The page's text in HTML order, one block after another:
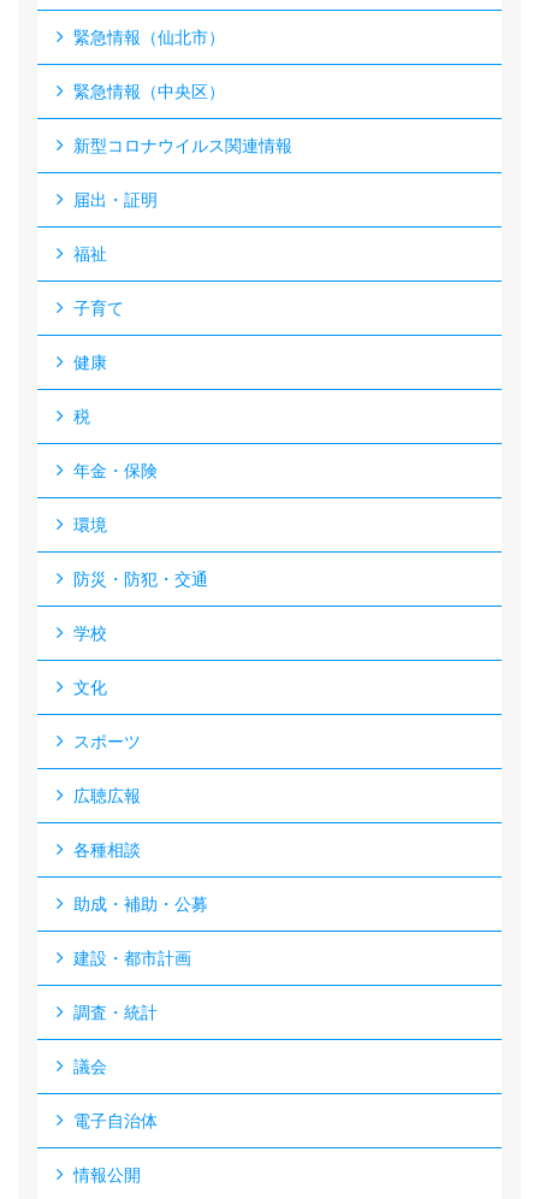
緊急情報（仙北市）
緊急情報（中央区）
新型コロナウイルス関連情報
届出・証明
福祉
子育て
健康
税
年金・保険
環境
防災・防犯・交通
学校
文化
スポーツ
広聴広報
各種相談
助成・補助・公募
建設・都市計画
調査・統計
議会
電子自治体
情報公開